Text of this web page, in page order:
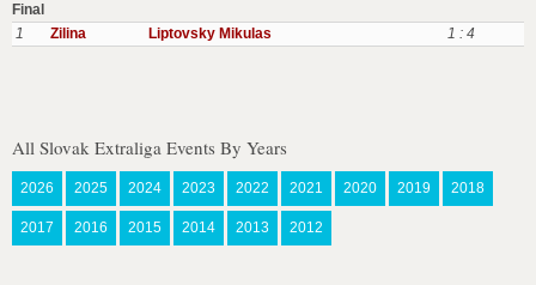
Final
1
Zilina Liptovsky Mikulas 1 : 4
All Slovak Extraliga Events By Years
2026 2025 2024 2023 2022 2021 2020 2019 2018
2017 2016 2015 2014 2013 2012